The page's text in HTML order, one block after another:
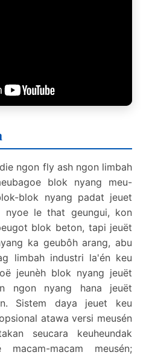
ngon fly ash ngon limbah
blok nyang meu-
blok nyang padat jeuet
nyoe le that geungui, kon
blok beton, tapi jeuët
ka geubôh arang, abu
limbah industri la'én keu
jeunèh blok nyang jeuët
ngon nyang hana jeuët
Sistem daya jeuet keu
atawa versi meusén
seucara keuheundak
macam-macam meusén;